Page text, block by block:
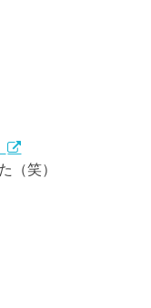
（笑）